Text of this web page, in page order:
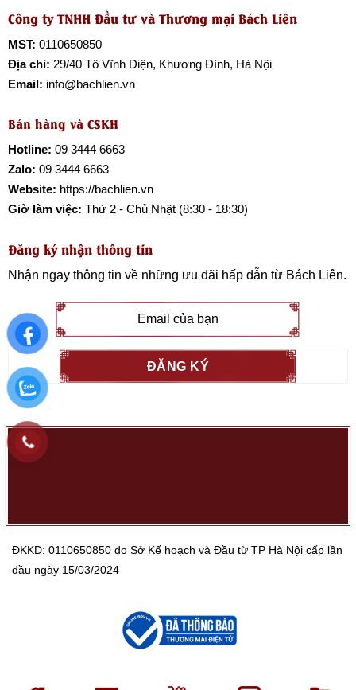
Công ty TNHH Đầu tư và Thương mại Bách Liên
MST: 0110650850
Địa chỉ: 29/40 Tô Vĩnh Diện, Khương Đình, Hà Nội
Email: info@bachlien.vn
Bán hàng và CSKH
Hotline: 09 3444 6663
Zalo: 09 3444 6663
Website: https://bachlien.vn
Giờ làm việc: Thứ 2 - Chủ Nhật (8:30 - 18:30)
Đăng ký nhận thông tin
Nhận ngay thông tin về những ưu đãi hấp dẫn từ Bách Liên.
ĐKKD: 0110650850 do Sở Kế hoạch và Đầu từ TP Hà Nội cấp lần
đầu ngày 15/03/2024